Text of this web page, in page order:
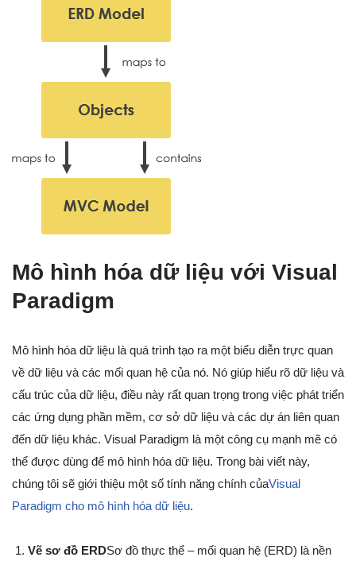
Mô hình hóa dữ liệu với Visual
Paradigm
Mô hình hóa dữ liệu là quá trình tạo ra một biểu diễn trực quan
về dữ liệu và các mối quan hệ của nó. Nó giúp hiểu rõ dữ liệu và
cấu trúc của dữ liệu, điều này rất quan trọng trong việc phát triển
các ứng dụng phần mềm, cơ sở dữ liệu và các dự án liên quan
đến dữ liệu khác. Visual Paradigm là một công cụ mạnh mẽ có
thể được dùng để mô hình hóa dữ liệu. Trong bài viết này,
chúng tôi sẽ giới thiệu một số tính năng chính củaVisual
Paradigm cho mô hình hóa dữ liệu.
Vẽ sơ đồ ERDSơ đồ thực thể – mối quan hệ (ERD) là nền